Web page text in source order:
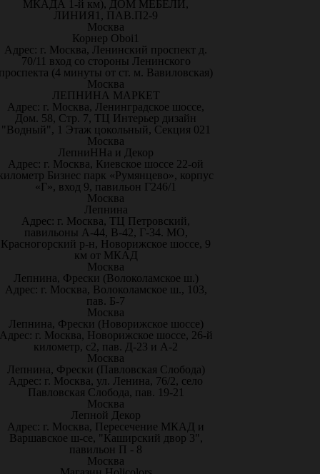
МКАДА 1-й км), ДОМ МЕБЕЛИ,
ЛИНИЯ1, ПАВ.П2-9
Москва
Корнер Oboi1
Адрес: г. Москва, Ленинский проспект д.
70/11 вход со стороны Ленинского
(4 минуты от ст. м. Вавиловская)
Москва
ЛЕПНИНА МАРКЕТ
Адрес: г. Москва, Ленинградское шоссе,
Дом. 58, Стр. 7, ТЦ Интерьер дизайн
"Водный", 1 Этаж цокольный, Секция 021
Москва
ЛепниННа и Декор
Адрес: г. Москва, Киевское шоссе 22-ой
Бизнес парк «Румянцево», корпус
«Г», вход 9, павильон Г246/1
Москва
Лепнина
Адрес: г. Москва, ТЦ Петровский,
павильоны А-44, В-42, Г-34. МО,
Красногорский р-н, Новорижское шоссе, 9
км от МКАД
Москва
Лепнина, Фрески (Волоколамское ш.)
Адрес: г. Москва, Волоколамское ш., 103,
пав. Б-7
Москва
Лепнина, Фрески (Новорижское шоссе)
г. Москва, Новорижское шоссе, 26-й
километр, с2, пав. Д-23 и А-2
Москва
Лепнина, Фрески (Павловская Слобода)
Адрес: г. Москва, ул. Ленина, 76/2, село
Павловская Слобода, пав. 19-21
Москва
Лепной Декор
Адрес: г. Москва, Пересечение МКАД и
Варшавское ш-се, "Каширский двор 3",
павильон П - 8
Москва